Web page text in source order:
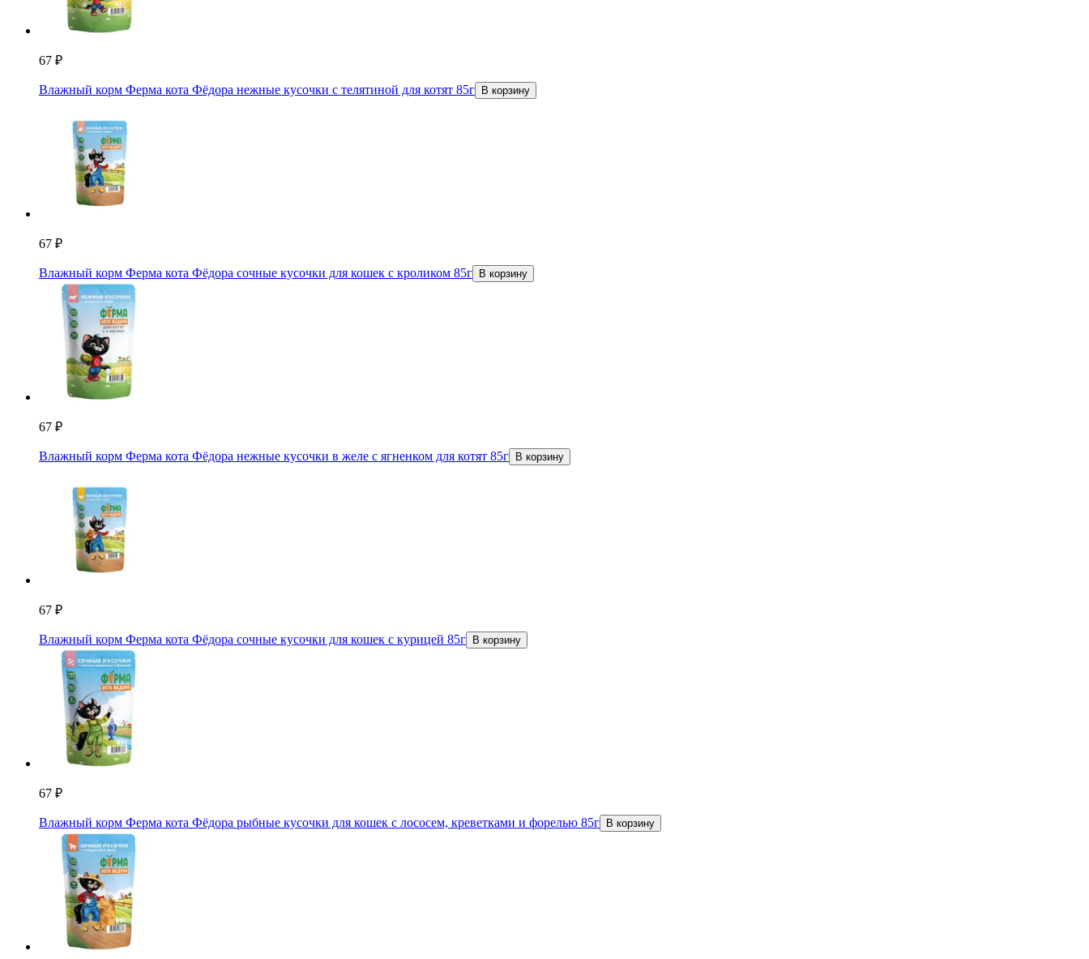
67 ₽
Влажный корм Ферма кота Фёдора нежные кусочки с телятиной для котят 85г В корзину
67 ₽
Влажный корм Ферма кота Фёдора сочные кусочки для кошек с кроликом 85г В корзину
67 ₽
Влажный корм Ферма кота Фёдора нежные кусочки в желе с ягненком для котят 85г В корзину
67 ₽
Влажный корм Ферма кота Фёдора сочные кусочки для кошек с курицей 85г В корзину
67 ₽
Влажный корм Ферма кота Фёдора рыбные кусочки для кошек с лососем, креветками и форелью 85г В корзину